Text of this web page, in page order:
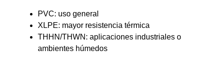
PVC: uso general
XLPE: mayor resistencia térmica
THHN/THWN: aplicaciones industriales o
ambientes húmedos